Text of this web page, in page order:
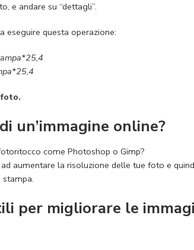
e andare su “dettagli”.
eseguire questa operazione:
un’immagine online?
come Photoshop o Gimp?
aumentare la risoluzione delle tue foto e
per migliorare le